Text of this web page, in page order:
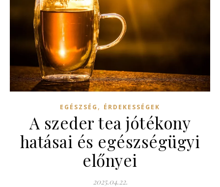
EGÉSZSÉG , ÉRDEKESSÉGEK
A szeder tea jótékony
hatásai és egészségügyi
előnyei
2025.04.22.